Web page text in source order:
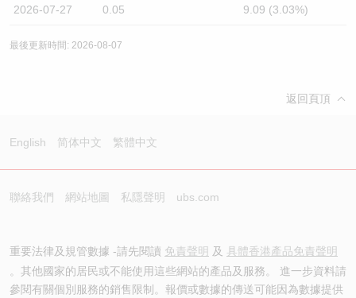
2026-07-27 0.05 9.09 (3.03%)
最後更新時間: 2026-08-07
返回頁頂
English 简体中文 繁體中文
聯絡我們 網站地圖 私隱聲明 ubs.com
重要法律及規管數據 -請先閱讀 免責聲明 及 具體香港產品免責聲明
。其他國家的居民或不能使用這些網站的產品及服務。 進一步資料請
參閱有關個別服務的銷售限制。報價或數據的傳送可能因為數據提供